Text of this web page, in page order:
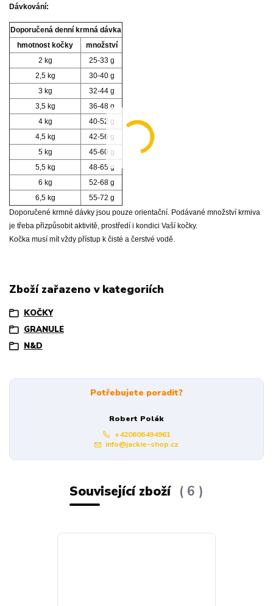
Dávkování:
Doporučená denní krmná dávka
hmotnost kočky
množství
2 kg
25-33 g
2,5 kg
30-40 g
3 kg
32-44 g
3,5 kg
36-48 g
4 kg
40-52 g
4,5 kg
42-56 g
5 kg
45-60 g
5,5 kg
48-65 g
6 kg
52-68 g
6,5 kg
55-72 g
Doporučené krmné dávky jsou pouze orientační. Podávané množství krmiva
je třeba přizpůsobit aktivitě, prostředí i kondici Vaší kočky.
Kočka musí mít vždy přístup k čisté a čerstvé vodě.
Zboží zařazeno v kategoriích
KOČKY
GRANULE
N&D
Potřebujete poradit?
Robert Polák
+420606494961
info@jackie-shop.cz
Související zboží 6